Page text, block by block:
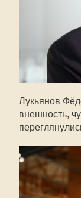
Лукьянов
внешность,